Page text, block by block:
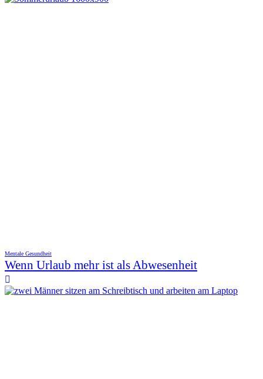
Mentale Gesundheit
Wenn Urlaub mehr ist als Abwesenheit
